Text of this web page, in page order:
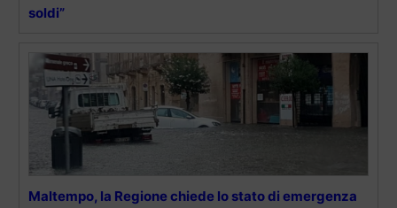
soldi”
Maltempo, la Regione chiede lo stato di emergenza